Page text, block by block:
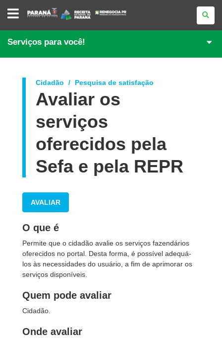
PORTAL
DE
DE
DÉBITOS
Serviços para você!
Cidadão Pesquisa de satisfação
Avaliar os
serviços
oferecidos pela
Sefa e pela REPR
AVALIAR
O que é
Permite que o cidadão avalie os serviços fazendários
oferecidos no portal. Desta forma, é possível adequá-
los às necessidades do usuário, a fim de aprimorar os
serviços disponíveis.
Quem pode avaliar
Cidadão.
Onde avaliar